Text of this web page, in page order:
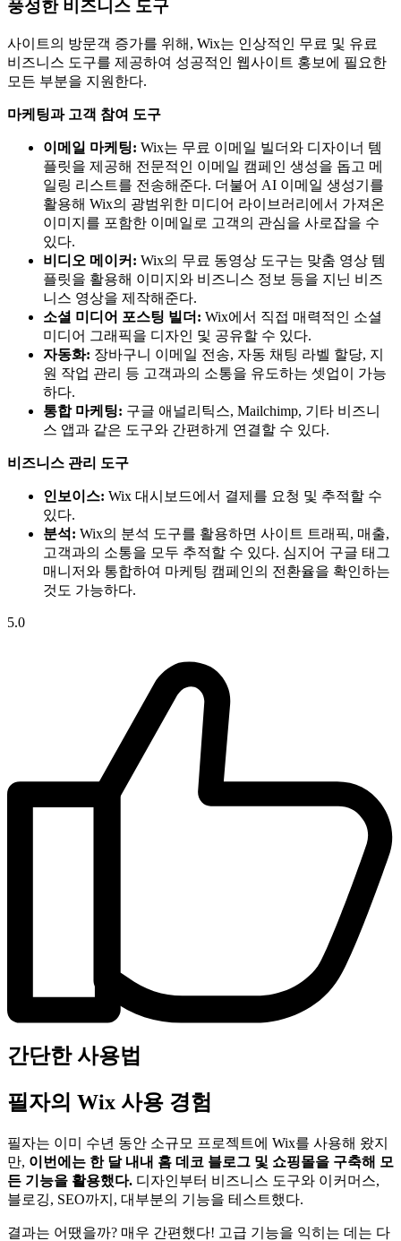
풍성한 비즈니스 도구
사이트의 방문객 증가를 위해, Wix는 인상적인 무료 및 유료
비즈니스 도구를 제공하여 성공적인 웹사이트 홍보에 필요한
모든 부분을 지원한다.
마케팅과 고객 참여 도구
이메일 마케팅: Wix는 무료 이메일 빌더와 디자이너 템
플릿을 제공해 전문적인 이메일 캠페인 생성을 돕고 메
일링 리스트를 전송해준다. 더불어 AI 이메일 생성기를
활용해 Wix의 광범위한 미디어 라이브러리에서 가져온
이미지를 포함한 이메일로 고객의 관심을 사로잡을 수
있다.
비디오 메이커: Wix의 무료 동영상 도구는 맞춤 영상 템
플릿을 활용해 이미지와 비즈니스 정보 등을 지닌 비즈
니스 영상을 제작해준다.
소셜 미디어 포스팅 빌더: Wix에서 직접 매력적인 소셜
미디어 그래픽을 디자인 및 공유할 수 있다.
자동화: 장바구니 이메일 전송, 자동 채팅 라벨 할당, 지
원 작업 관리 등 고객과의 소통을 유도하는 셋업이 가능
하다.
통합 마케팅: 구글 애널리틱스, Mailchimp, 기타 비즈니
스 앱과 같은 도구와 간편하게 연결할 수 있다.
비즈니스 관리 도구
인보이스: Wix 대시보드에서 결제를 요청 및 추적할 수
있다.
분석: Wix의 분석 도구를 활용하면 사이트 트래픽, 매출,
고객과의 소통을 모두 추적할 수 있다. 심지어 구글 태그
매니저와 통합하여 마케팅 캠페인의 전환율을 확인하는
것도 가능하다.
5.0
간단한 사용법
필자의 Wix 사용 경험
필자는 이미 수년 동안 소규모 프로젝트에 Wix를 사용해 왔지
만, 이번에는 한 달 내내 홈 데코 블로그 및 쇼핑몰을 구축해 모
든 기능을 활용했다. 디자인부터 비즈니스 도구와 이커머스,
블로깅, SEO까지, 대부분의 기능을 테스트했다.
결과는 어땠을까? 매우 간편했다! 고급 기능을 익히는 데는 다